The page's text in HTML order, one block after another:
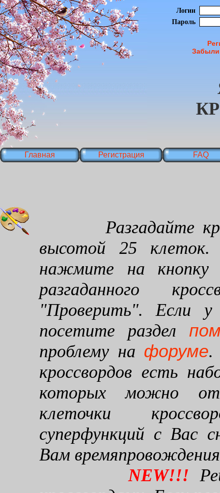
Логин
Пароль
Главная Регистрация FAQ
Разгадайте
высотой 25 клеток.
нажмите на кнопку
разгаданного
"Проверить". Если
посетите раздел
проблему на форуме.
кроссвордов есть
которых можно
клеточки
суперфункций с Вас
Вам
NEW!!!